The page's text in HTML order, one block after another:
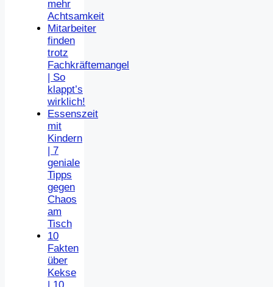
mehr
Achtsamkeit
Mitarbeiter
finden
trotz
Fachkräftemangel
| So
klappt’s
wirklich!
Essenszeit
mit
Kindern
| 7
geniale
Tipps
gegen
Chaos
am
Tisch
10
Fakten
über
Kekse